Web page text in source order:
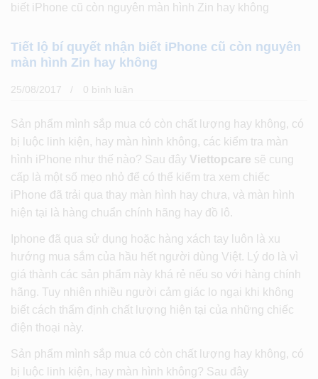
biết iPhone cũ còn nguyên màn hình Zin hay không
Tiết lộ bí quyết nhận biết iPhone cũ còn nguyên
màn hình Zin hay không
25/08/2017 0 bình luân
Sản phẩm mình sắp mua có còn chất lượng hay không, có
bị luộc linh kiện, hay màn hình không, các kiểm tra màn
hình iPhone như thế nào? Sau đây Viettopcare sẽ cung
cấp là một số mẹo nhỏ để có thể kiểm tra xem chiếc
iPhone đã trải qua thay màn hình hay chưa, và màn hình
hiện tại là hàng chuẩn chính hãng hay đồ lô.
Iphone đã qua sử dụng hoặc hàng xách tay luôn là xu
hướng mua sắm của hầu hết người dùng Việt. Lý do là vì
giá thành các sản phẩm này khá rẻ nếu so với hàng chính
hãng. Tuy nhiên nhiều người cảm giác lo ngại khi không
biết cách thẩm định chất lượng hiện tại của những chiếc
điện thoại này.
Sản phẩm mình sắp mua có còn chất lượng hay không, có
bị luộc linh kiện, hay màn hình không? Sau đây